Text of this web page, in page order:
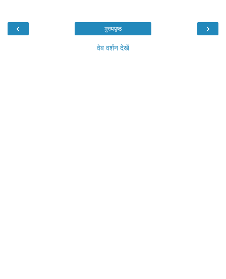
‹ ›
मुख्यपृष्ठ
वेब वर्शन देखें